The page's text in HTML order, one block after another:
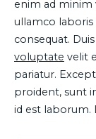
enim ad minim
ullamco laboris
consequat.
voluptate velit
pariatur.
proident, sunt
id est laborum.